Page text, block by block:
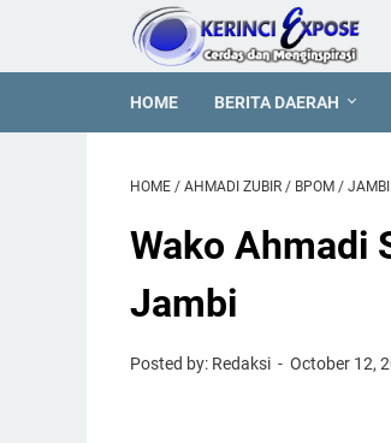
HOME BERITA DAERAH
HOME / AHMADI ZUBIR / BPOM / JAMBI
Wako Ahmadi
Jambi
Posted by: Redaksi October 12,